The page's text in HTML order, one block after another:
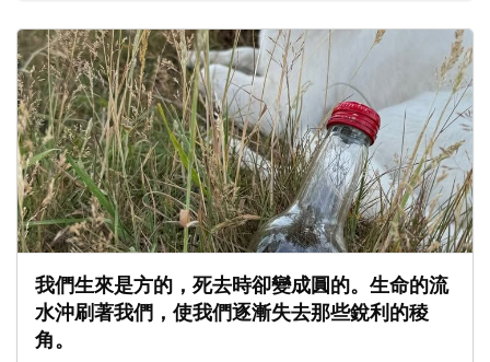
我們生來是方的，死去時卻變成圓的。生命的流
水沖刷著我們，使我們逐漸失去那些銳利的稜
角。